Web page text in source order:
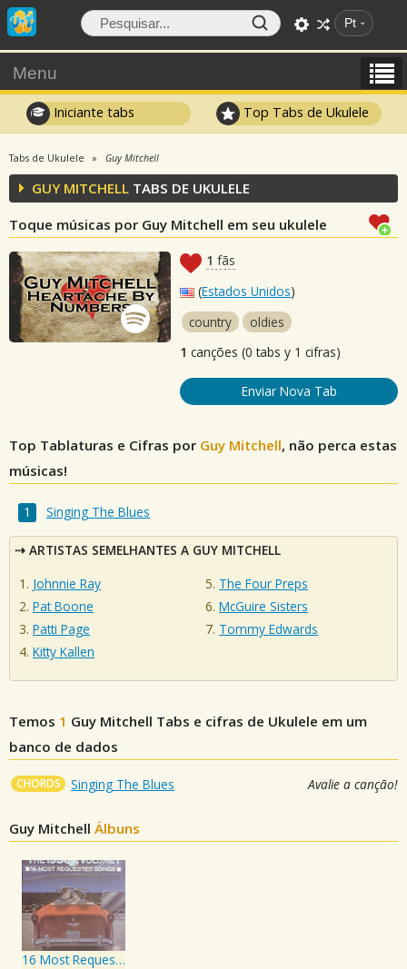
Pt
Menu
Iniciante tabs Top Tabs de Ukulele
Tabs de Ukulele Guy Mitchell
GUY MITCHELL TABS DE UKULELE
Toque músicas por Guy Mitchell em seu ukulele
1 fãs
(Estados Unidos)
country
oldies
1 canções (0 tabs y 1 cifras)
Enviar Nova Tab
Top Tablaturas e Cifras por Guy Mitchell, não perca estas
músicas!
Singing The Blues
ARTISTAS SEMELHANTES A GUY MITCHELL
Johnnie Ray
Pat Boone
Patti Page
Kitty Kallen
The Four Preps
McGuire Sisters
Tommy Edwards
Temos 1 Guy Mitchell Tabs e cifras de Ukulele em um
banco de dados
CHORDS Singing The Blues Avalie a canção!
Guy Mitchell Álbuns
16 Most Requested Songs Of The 1950s. Volume One